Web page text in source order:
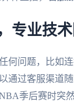
专业技
何问题，比如连
通过客服渠道
季后赛时突